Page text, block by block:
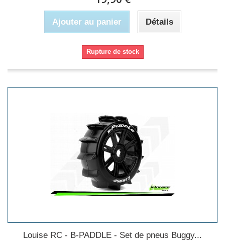
Ajouter au panier Détails
Rupture de stock
Louise RC - B-PADDLE - Set de pneus Buggy...